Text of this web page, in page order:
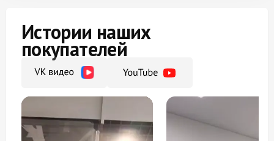
Истории наших
покупателей